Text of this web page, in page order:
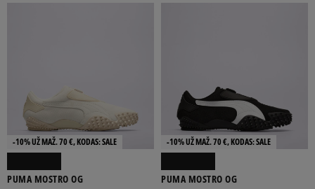
-10% UŽ MAŽ. 70 €, KODAS: SALE
PUMA MOSTRO OG
-10% UŽ MAŽ. 70 €, KODAS: SALE
PUMA MOSTRO OG